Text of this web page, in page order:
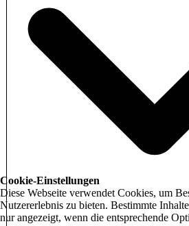
Cookie-Einstellungen
Diese Webseite verwendet Cookies, um
Nutzererlebnis zu bieten. Bestimmte
nur angezeigt, wenn die entsprechende